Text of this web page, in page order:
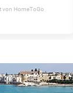
von HomeToGo